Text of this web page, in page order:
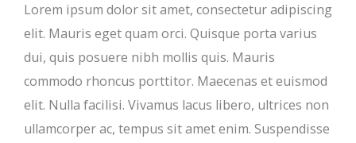
Lorem ipsum dolor sit amet, consectetur adipiscing
elit. Mauris eget quam orci. Quisque porta varius
dui, quis posuere nibh mollis quis. Mauris
commodo rhoncus porttitor. Maecenas et euismod
elit. Nulla facilisi. Vivamus lacus libero, ultrices non
ullamcorper ac, tempus sit amet enim. Suspendisse